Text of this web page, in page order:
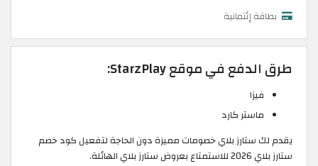
بطاقة إئتمانية
طرق الدفع في موقع StarzPlay:
فيزا
ماستر كارد
يقدم لك ستارز بلاي خصومات مميزة دون الحاجة لتفعيل كود خصم
ستارز بلاي 2026 للاستمتاع بعروض ستارز بلاي الهائلة.